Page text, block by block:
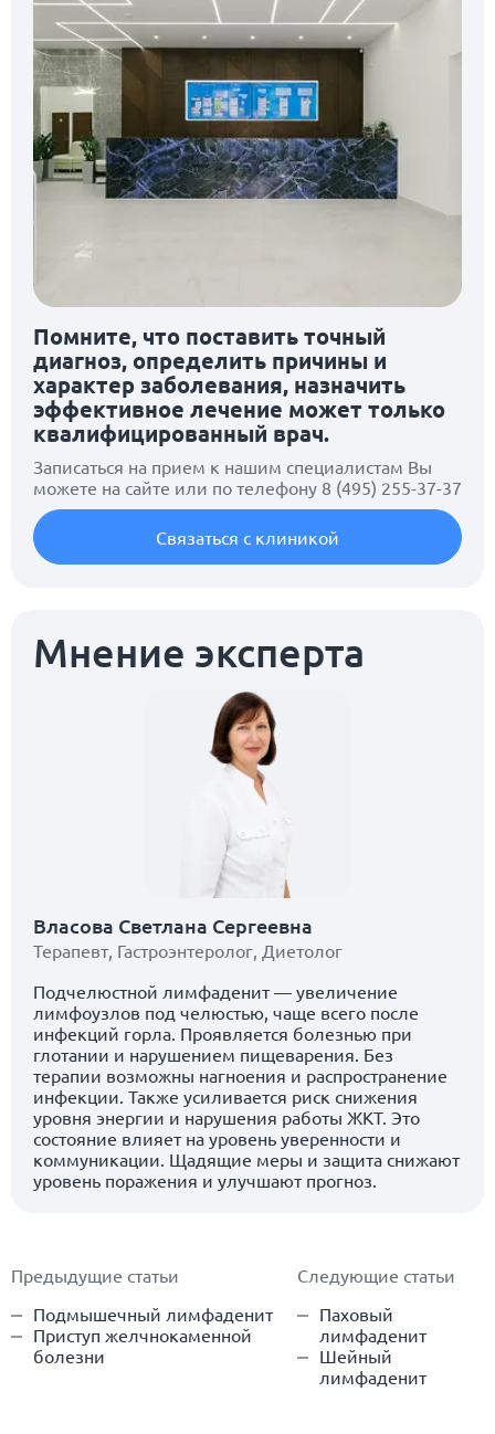
Помните, что поставить точный
диагноз, определить причины и
характер заболевания, назначить
эффективное лечение может только
квалифицированный врач.
Записаться на прием к нашим специалистам Вы
можете на сайте или по телефону 8 (495) 255-37-37
Связаться с клиникой
Мнение эксперта
Власова Светлана Сергеевна
Терапевт Гастроэнтеролог Диетолог
Подчелюстной лимфаденит — увеличение
лимфоузлов под челюстью, чаще всего после
инфекций горла. Проявляется болезнью при
глотании и нарушением пищеварения. Без
терапии возможны нагноения и распространение
инфекции. Также усиливается риск снижения
уровня энергии и нарушения работы ЖКТ. Это
состояние влияет на уровень уверенности и
коммуникации. Щадящие меры и защита снижают
уровень поражения и улучшают прогноз.
Предыдущие статьи
Подмышечный лимфаденит
Приступ желчнокаменной
болезни
Следующие статьи
Паховый
лимфаденит
Шейный
лимфаденит